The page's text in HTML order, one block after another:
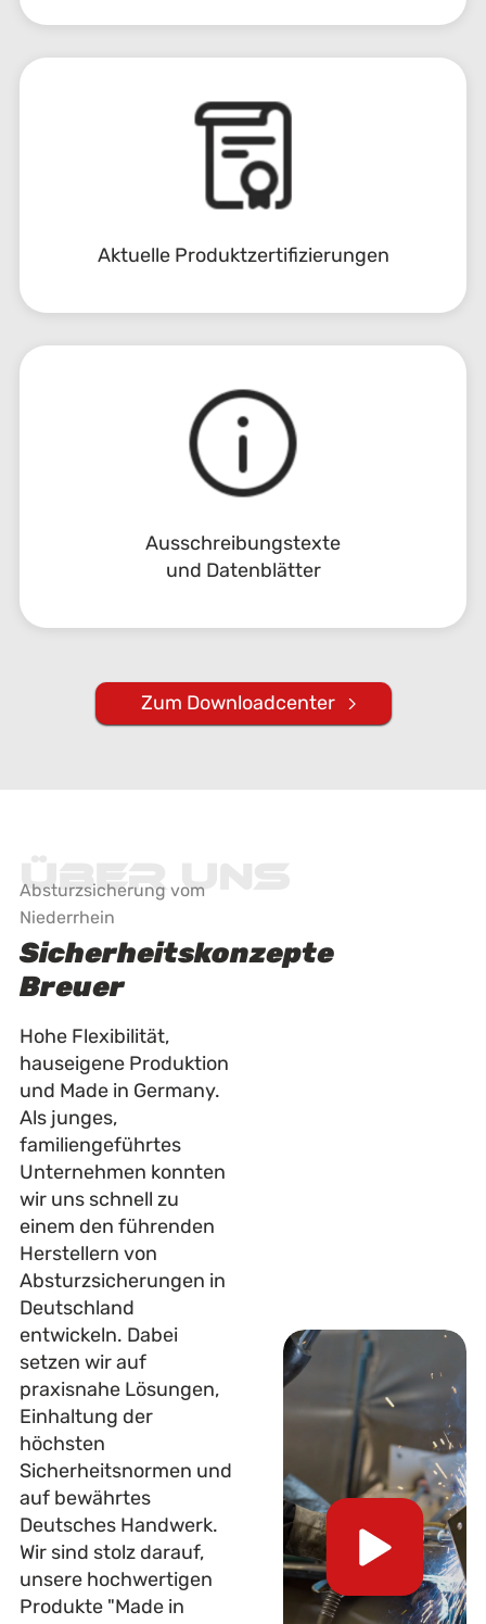
Aktuelle Produktzertifizierungen
Ausschreibungstexte
und Datenblätter
Zum Downloadcenter
Über uns
Absturzsicherung vom
Niederrhein
Sicherheitskonzepte
Breuer
Hohe Flexibilität,
hauseigene Produktion
und Made in Germany.
Als junges,
familiengeführtes
Unternehmen konnten
wir uns schnell zu
einem den führenden
Herstellern von
Absturzsicherungen in
Deutschland
entwickeln. Dabei
setzen wir auf
praxisnahe Lösungen,
Einhaltung der
höchsten
Sicherheitsnormen und
auf bewährtes
Deutsches Handwerk.
Wir sind stolz darauf,
unsere hochwertigen
Produkte "Made in